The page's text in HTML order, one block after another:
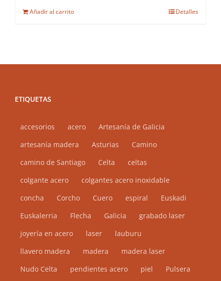
Añadir al carrito Detalles
ETIQUETAS
accesorios acero
Artesanía de Galicia
artesanía madera
Asturias
Camino
camino de Santiago
Celta
celtas
colgante acero
colgantes acero inoxidable
concha
Corcho Cuero espiral
Euskadi
Euskalerria
Flecha Galicia
grabado laser
joyería en acero
laser
lauburu
llavero madera
madera
madera laser
Nudo Celta
pendientes acero piel
Pulsera